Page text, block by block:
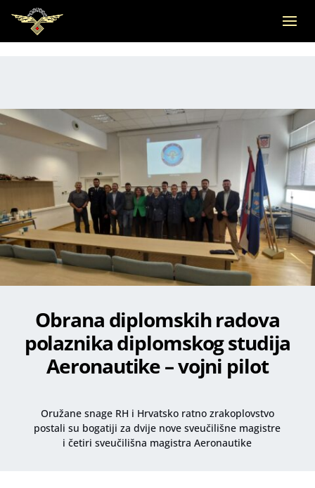
Obrana diplomskih radova
polaznika diplomskog studija
Aeronautike – vojni pilot
Oružane snage RH i Hrvatsko ratno zrakoplovstvo
postali su bogatiji za dvije nove sveučilišne magistre
i četiri sveučilišna magistra Aeronautike